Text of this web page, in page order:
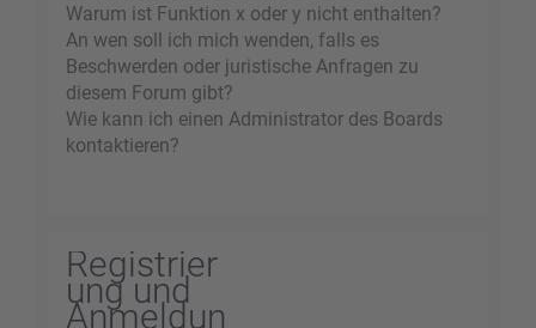
Warum ist Funktion x oder y nicht enthalten?
An wen soll ich mich wenden, falls es
Beschwerden oder juristische Anfragen zu
diesem Forum gibt?
Wie kann ich einen Administrator des Boards
kontaktieren?
Registrier
ung und
Anmeldun